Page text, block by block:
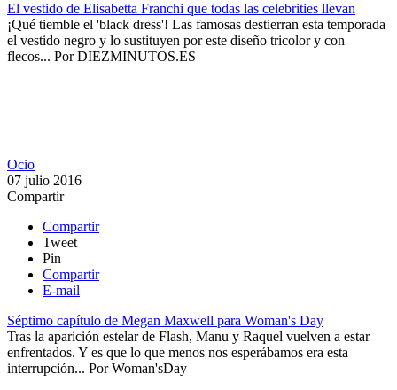
El vestido de Elisabetta Franchi que todas las celebrities llevan
¡Qué tiemble el 'black dress'! Las famosas destierran esta temporada
el vestido negro y lo sustituyen por este diseño tricolor y con
flecos... PorDIEZMINUTOS.ES
Ocio
07 julio 2016
Compartir
Compartir
Tweet
Pin
Compartir
E-mail
Séptimo capítulo de Megan Maxwell para Woman's Day
Tras la aparición estelar de Flash, Manu y Raquel vuelven a estar
enfrentados. Y es que lo que menos nos esperábamos era esta
interrupción... PorWoman'sDay